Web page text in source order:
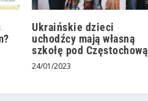
Ukraińskie dzieci
uchodźcy mają własną
szkołę pod Częstochową
24/01/2023